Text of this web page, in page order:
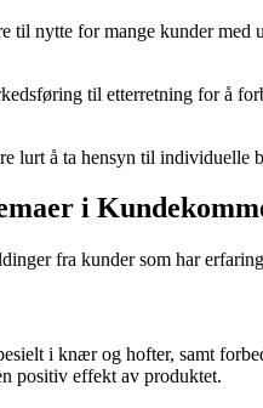
til nytte for mange kunder
til etterretning for å
lurt å ta hensyn til
i
fra kunder som har
i knær og hofter, samt
positiv effekt av produktet.